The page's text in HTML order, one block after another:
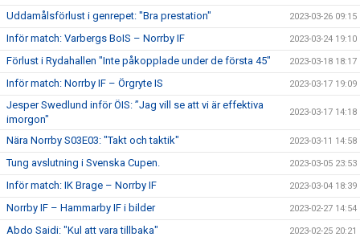
Uddamålsförlust i genrepet: "Bra prestation" 2023-03-26 09:15
Inför match: Varbergs BoIS – Norrby IF 2023-03-24 19:10
Förlust i Rydahallen "Inte påkopplade under de första 45" 2023-03-18 18:17
Inför match: Norrby IF – Örgryte IS 2023-03-17 19:09
Jesper Swedlund inför ÖIS: ”Jag vill se att vi är effektiva
imorgon"
2023-03-17 14:18
Nära Norrby S03E03: "Takt och taktik" 2023-03-11 14:58
Tung avslutning i Svenska Cupen. 2023-03-05 23:53
Inför match: IK Brage – Norrby IF 2023-03-04 18:39
Norrby IF – Hammarby IF i bilder 2023-02-27 14:54
Abdo Saidi: "Kul att vara tillbaka" 2023-02-25 20:21